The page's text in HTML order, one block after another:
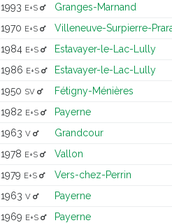
1993 E+S
Granges-Marnand
1970 E+S
Villeneuve-Surpierre-
1984 E+S
Estavayer-le-Lac-Lully
1986 E+S
Estavayer-le-Lac-Lully
1950 SV
Fétigny-Ménières
1982 E+S
Payerne
1963 V
Grandcour
1978 E+S
Vallon
1979 E+S
Vers-chez-Perrin
1963 V
Payerne
1969 E+S
Payerne